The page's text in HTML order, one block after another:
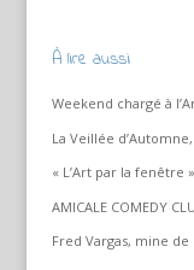
À lire aussi
Weekend chargé à
La Veillée
« L’Art par la fenêtre
AMICALE COMEDY
Fred Vargas, mine